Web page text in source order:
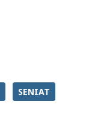
SENIAT